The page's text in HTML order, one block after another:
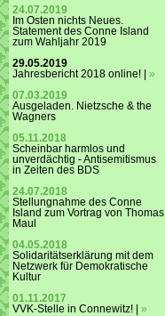
24.07.2019
Im Osten nichts Neues.
Statement des Conne Island
zum Wahljahr 2019
29.05.2019
Jahresbericht 2018 online! | »
07.03.2019
Ausgeladen. Nietzsche & the
Wagners
05.11.2018
Scheinbar harmlos und
unverdächtig - Antisemitismus
in Zeiten des BDS
24.07.2018
Stellungnahme des Conne
Island zum Vortrag von Thomas
Maul
04.05.2018
Solidaritätserklärung mit dem
Netzwerk für Demokratische
Kultur
01.11.2017
VVK-Stelle in Connewitz! | »